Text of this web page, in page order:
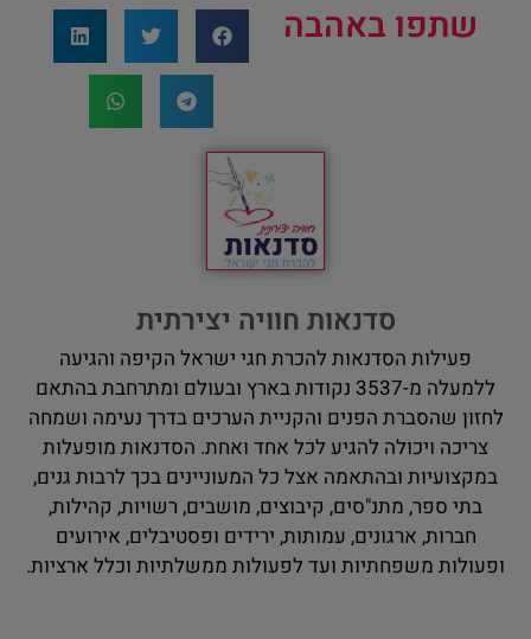
שתפו באהבה
סדנאות חוויה יצירתית
פעילות הסדנאות להכרת חגי ישראל הקיפה והגיעה
ללמעלה מ-3537 נקודות בארץ ובעולם ומתרחבת בהתאם
לחזון שהסברת הפנים והקניית הערכים בדרך נעימה ושמחה
צריכה ויכולה להגיע לכל אחד ואחת. הסדנאות מופעלות
במקצועיות ובהתאמה אצל כל המעוניינים בכך לרבות גנים,
בתי ספר, מתנ"סים, קיבוצים, מושבים, רשויות, קהילות,
חברות, ארגונים, עמותות, ירידים ופסטיבלים, אירועים
ופעולות משפחתיות ועד לפעולות ממשלתיות וכלל ארציות.